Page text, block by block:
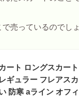
売っているのでし
ート ロングスカー
ギュラー フレアス
防寒 aライン オフ